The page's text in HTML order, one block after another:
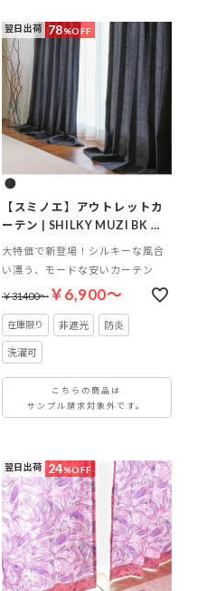
翌日出荷 78%OFF
【スミノエ】アウトレットカ
ーテン | SHILKY MUZI BK ブ
大特価で新登場！シルキーな風合
い漂う、モードな安いカーテン
￥31400～￥6,900～
非遮光 防炎
洗濯可
こちらの商品は
サンプル請求対象外です。
翌日出荷 24%OFF